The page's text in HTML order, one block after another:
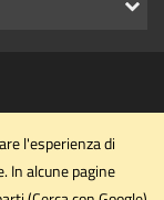
l'esperienza di
In alcune pagine